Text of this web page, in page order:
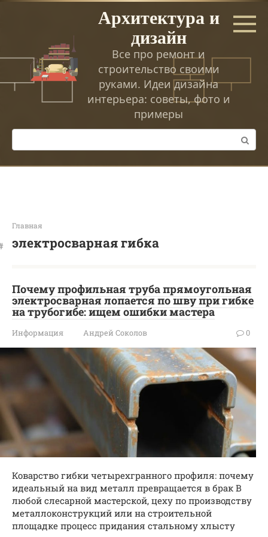
Перейти
Архитектура и
дизайн
Все про ремонт и
строительство своими
руками. Идеи дизайна
интерьера: советы, фото и
примеры
Поиск:
Главная
электросварная гибка
Почему профильная труба прямоугольная
электросварная лопается по шву при гибке
на трубогибе: ищем ошибки мастера
Информация Андрей Соколов 0
Коварство гибки четырехгранного профиля: почему
идеальный на вид металл превращается в брак В
любой слесарной мастерской, цеху по производству
металлоконструкций или на строительной
площадке процесс придания стальному хлысту